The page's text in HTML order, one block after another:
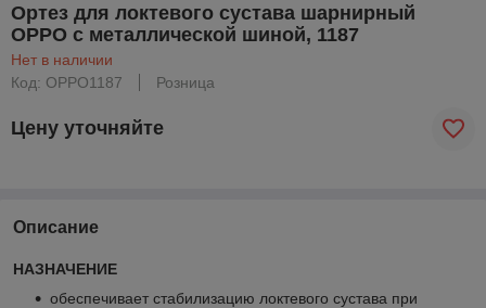
Ортез для локтевого сустава шарнирный
OPPO с металлической шиной, 1187
Нет в наличии
Код: OPPO1187
Розница
Цену уточняйте
Описание
НАЗНАЧЕНИЕ
обеспечивает стабилизацию локтевого сустава при